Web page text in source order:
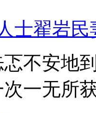
士翟岩
不安地
一无所